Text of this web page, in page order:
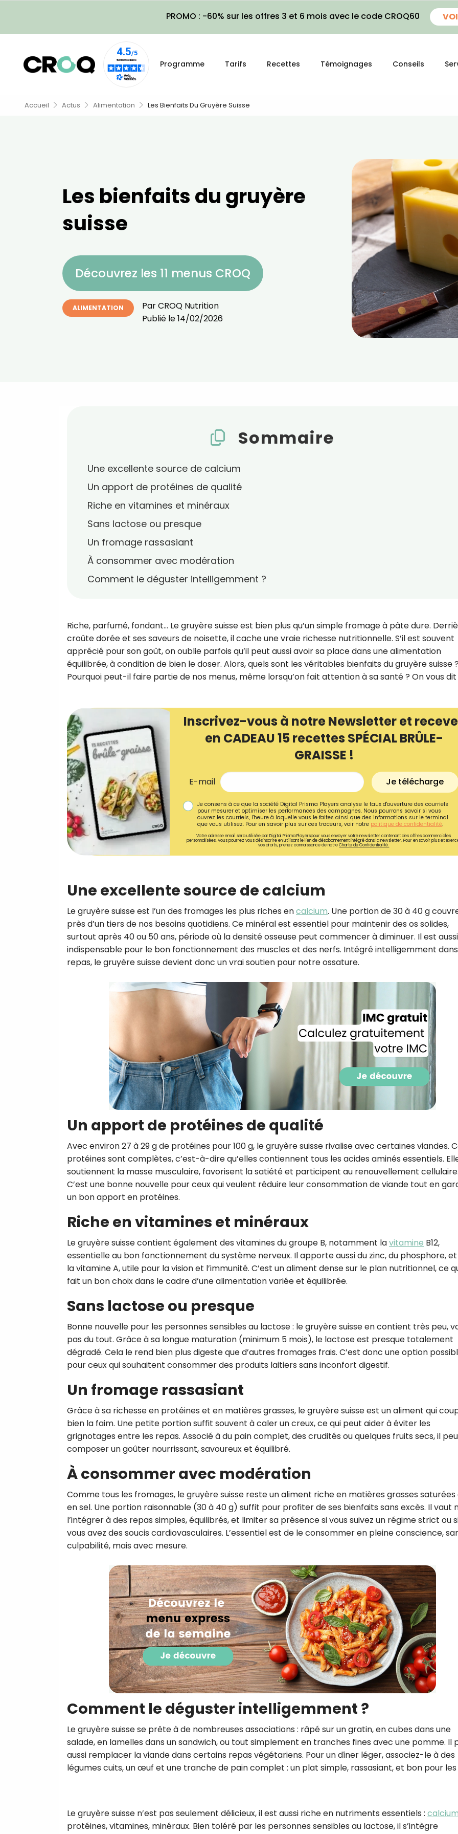
PROMO : -60% sur les offres 3 et 6 mois avec le code CROQ60
Programme Tarifs Recettes Témoignages Conseils
Accueil Actus Alimentation Les Bienfaits Du Gruyère Suisse
Les bienfaits du gruyère
suisse
Découvrez les 11 menus CROQ
ALIMENTATION ParCROQ Nutrition
Publié le14/02/2026
Sommaire
Une excellente source de calcium
Un apport de protéines de qualité
Riche en vitamines et minéraux
Sans lactose ou presque
Un fromage rassasiant
À consommer avec modération
Comment le déguster intelligemment ?
Riche, parfumé, fondant… Le gruyère suisse est bien plus qu’un simple fromage à pâte dure.
croûte dorée et ses saveurs de noisette, il cache une vraie richesse nutritionnelle. S’il est souvent
apprécié pour son goût, on oublie parfois qu’il peut aussi avoir sa place dans une alimentation
équilibrée, à condition de bien le doser. Alors, quels sont les véritables bienfaits du gruyère suisse ?
Pourquoi peut-il faire partie de nos menus, même lorsqu’on fait attention à sa santé ? On vous
Inscrivez-vous à notre Newsletter et
en CADEAU 15 recettes SPÉCIAL BRÛLE-
GRAISSE !
E-mail Je télécharge
Je consens à ce que la société Digital Prisma Players analyse le taux d'ouverture des courriels
pour mesurer et optimiser les performances des campagnes. Nous pourrons savoir si vous
ouvrez les courriels, l'heure à laquelle vous le faites ainsi que des informations sur le terminal
que vous utilisez. Pour en savoir plus sur ces traceurs, voir notre politique de confidentialité.
Votre adresse email sera utilisée par Digital Prisma Playerspour vous envoyer votre newsletter contenant des offres commerciales
personnalisées. Vous pourrez vous désinscrire en utilisant le lien de désabonnement intégré dans la newsletter. Pour en savoir plus et
vos droits, prenez connaissance de notreCharte de Confidentialité.
Une excellente source de calcium
Le gruyère suisse est l’un des fromages les plus riches encalcium. Une portion de 30 à 40 g
près d’un tiers de nos besoins quotidiens. Ce minéral est essentiel pour maintenir des os solides,
surtout après 40 ou 50 ans, période où la densité osseuse peut commencer à diminuer. Il est aussi
indispensable pour le bon fonctionnement des muscles et des nerfs. Intégré intelligemment
repas, le gruyère suisse devient donc un vrai soutien pour notre ossature.
Un apport de protéines de qualité
Avec environ 27 à 29 g de protéines pour 100 g, le gruyère suisse rivalise avec certaines viandes.
protéines sont complètes, c’est-à-dire qu’elles contiennent tous les acides aminés essentiels.
soutiennent la masse musculaire, favorisent la satiété et participent au renouvellement cellulaire.
C’est une bonne nouvelle pour ceux qui veulent réduire leur consommation de viande tout en
un bon apport en protéines.
Riche en vitamines et minéraux
Le gruyère suisse contient également des vitamines du groupe B, notamment lavitamine B12,
essentielle au bon fonctionnement du système nerveux. Il apporte aussi du zinc, du phosphore,
la vitamine A, utile pour la vision et l’immunité. C’est un aliment dense sur le plan nutritionnel, ce
fait un bon choix dans le cadre d’une alimentation variée et équilibrée.
Sans lactose ou presque
Bonne nouvelle pour les personnes sensibles au lactose : le gruyère suisse en contient très peu,
pas du tout. Grâce à sa longue maturation (minimum 5 mois), le lactose est presque totalement
dégradé. Cela le rend bien plus digeste que d’autres fromages frais. C’est donc une option
pour ceux qui souhaitent consommer des produits laitiers sans inconfort digestif.
Un fromage rassasiant
Grâce à sa richesse en protéines et en matières grasses, le gruyère suisse est un aliment qui
bien la faim. Une petite portion suffit souvent à caler un creux, ce qui peut aider à éviter les
grignotages entre les repas. Associé à du pain complet, des crudités ou quelques fruits secs, il
composer un goûter nourrissant, savoureux et équilibré.
À consommer avec modération
Comme tous les fromages, le gruyère suisse reste un aliment riche en matières grasses saturées
en sel. Une portion raisonnable (30 à 40 g) suffit pour profiter de ses bienfaits sans excès. Il vaut
l’intégrer à des repas simples, équilibrés, et limiter sa présence si vous suivez un régime strict ou
vous avez des soucis cardiovasculaires. L’essentiel est de le consommer en pleine conscience,
culpabilité, mais avec mesure.
Comment le déguster intelligemment ?
Le gruyère suisse se prête à de nombreuses associations : râpé sur un gratin, en cubes dans une
salade, en lamelles dans un sandwich, ou tout simplement en tranches fines avec une pomme. Il
aussi remplacer la viande dans certains repas végétariens. Pour un dîner léger, associez-le à des
légumes cuits, un œuf et une tranche de pain complet : un plat simple, rassasiant, et bon pour les
Le gruyère suisse n’est pas seulement délicieux, il est aussi riche en nutriments essentiels : calcium
protéines, vitamines, minéraux. Bien toléré par les personnes sensibles au lactose, il s’intègre
Recevez gratuitement
Ainsi que la newsletter
CROQ.
Prisma Players analyse le taux
des courriels pour mesurer et
performances des campagnes.
pourrons savoir si vous ouvrez les
l'heure à laquelle vous le faites ainsi
des informations sur le terminal que
utilisez. Pour en savoir plus sur ces
politique de confidentialité
Je reçois mon cadeau !
Votre adresse email sera utilisée par Digital Prisma
envoyer votre newsletter contenant des offres
personnalisées. Vous pourrez vous désinscrire en